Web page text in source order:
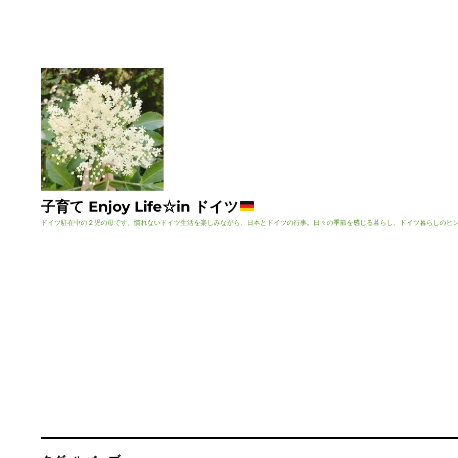
子育て Enjoy Life☆in ドイツ
ドイツ駐在中の２児の母です。慣れないドイツ生活を楽しみながら、日本とドイツの行事。日々の季節を感じる暮らし。ドイツ暮らしのヒ